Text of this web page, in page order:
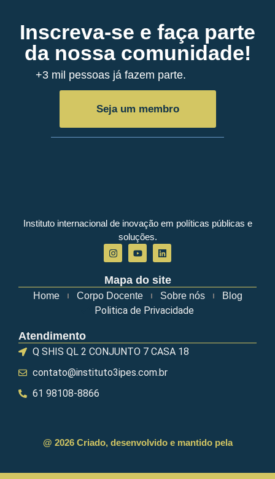
Inscreva-se e faça parte
da nossa comunidade!
+3 mil pessoas já fazem parte.
Seja um membro
Instituto internacional de inovação em políticas públicas e
soluções.
Mapa do site
Home Corpo Docente Sobre nós Blog
Politica de Privacidade
Atendimento
Q SHIS QL 2 CONJUNTO 7 CASA 18
contato@instituto3ipes.com.br
61 98108-8866
@ 2026 Criado, desenvolvido e mantido pela